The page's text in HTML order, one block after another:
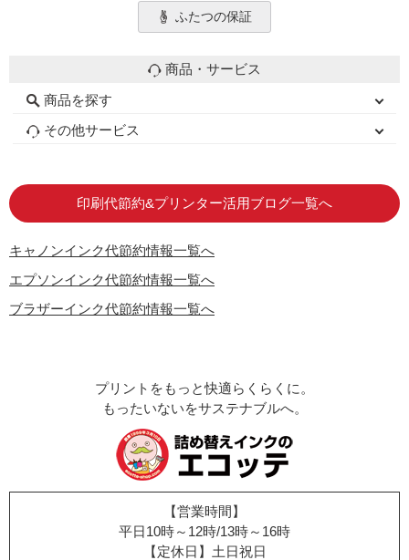
ふたつの保証
商品・サービス
商品を探す
初心者用セット
キャノンインク
エプソンインク
ブラザーインク
詰め替えインク
互換インクボトル
互換インクカートリッジ
再生インクカートリッジ
トナーカートリッジ
その他サービス
印刷代節約&プリンター活用ブログ一覧へ
キャノンインク代節約情報一覧へ
エプソンインク代節約情報一覧へ
ブラザーインク代節約情報一覧へ
プリントをもっと快適らくらくに。
もったいないをサステナブルへ。
【営業時間】
平日10時～12時/13時～16時
【定休日】土日祝日